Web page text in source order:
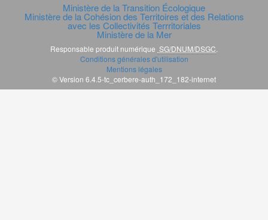
Ministère de la Transition Écologique
Ministère de la Cohésion des Territoires et des Relations
avec les Collectivités Terrritoriales
Ministère de la Mer
Responsable produit numérique SG/DNUM/DSGC.
Conditions générales d'utilisation
Mentions légales
© Version 6.4.5-tc_cerbere-auth_172_182-internet